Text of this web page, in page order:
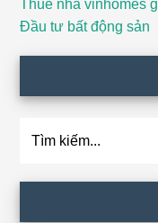
Thuê nhà vinhomes
Đầu tư bất động sản